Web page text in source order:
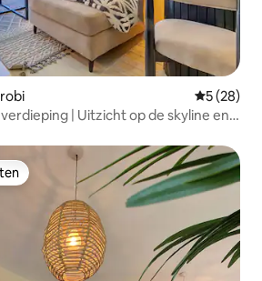
5 (28)
verdieping | Uitzicht op de skyline en